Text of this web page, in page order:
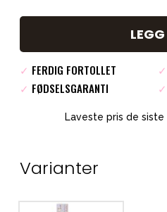
✓ FERDIG FORTOLLET ✓
✓ FØDSELSGARANTI ✓
Laveste pris de siste
Varianter